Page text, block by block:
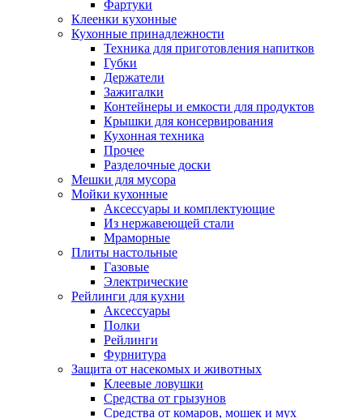
Фартуки
Клеенки кухонные
Кухонные принадлежности
Техника для приготовления напитков
Губки
Держатели
Зажигалки
Контейнеры и емкости для продуктов
Крышки для консервирования
Кухонная техника
Прочее
Разделочные доски
Мешки для мусора
Мойки кухонные
Аксессуары и комплектующие
Из нержавеющей стали
Мраморные
Плиты настольные
Газовые
Электрические
Рейлинги для кухни
Аксессуары
Полки
Рейлинги
Фурнитура
Защита от насекомых и животных
Клеевые ловушки
Средства от грызунов
Средства от комаров, мошек и мух